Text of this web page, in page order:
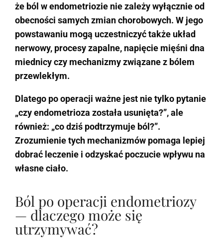
że ból w endometriozie nie zależy wyłącznie od
obecności samych zmian chorobowych. W jego
powstawaniu mogą uczestniczyć także układ
nerwowy, procesy zapalne, napięcie mięśni dna
miednicy czy mechanizmy związane z bólem
przewlekłym.
Dlatego po operacji ważne jest nie tylko pytanie
„czy endometrioza została usunięta?”, ale
również: „co dziś podtrzymuje ból?”.
Zrozumienie tych mechanizmów pomaga lepiej
dobrać leczenie i odzyskać poczucie wpływu na
własne ciało.
Ból po operacji endometriozy
— dlaczego może się
utrzymywać?